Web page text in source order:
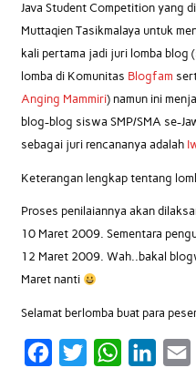
Java Student Competition yang
Muttaqien Tasikmalaya untuk
kali pertama jadi juri lomba blog
lomba di Komunitas Blogfam
Anging Mammiri) namun ini
blog-blog siswa SMP/SMA se-
sebagai juri rencananya adalah
Keterangan lengkap tentang
Proses penilaiannya akan
10 Maret 2009. Sementara
12 Maret 2009. Wah..bakal
Maret nanti
Selamat berlomba buat para
W